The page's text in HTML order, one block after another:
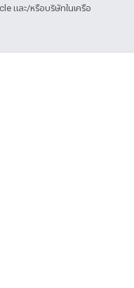
และ/หรือบริษัทในเครือ